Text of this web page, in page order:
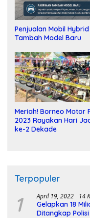
Penjualan Mobil
Tambah Model Baru
Meriah! Borneo Motor
2023 Rayakan Hari
ke-2 Dekade
Terpopuler
1 April 19, 2022 14
Gelapkan 18
Ditangkap Polisi